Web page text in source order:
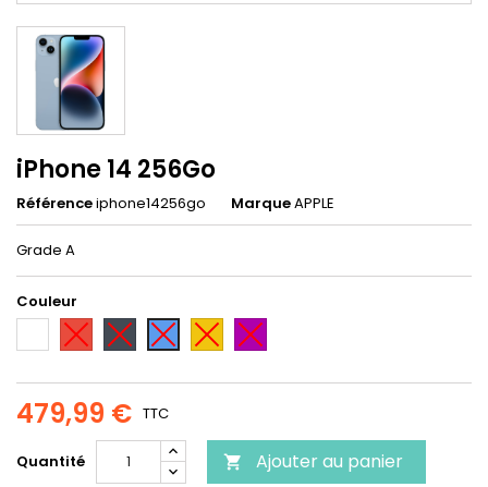
iPhone 14 256Go
Référenceiphone14256go MarqueAPPLE
Grade A
Couleur
Rouge Noir Bleu Jaune Violet
479,99 € TTC
Quantité  Ajouter au panier